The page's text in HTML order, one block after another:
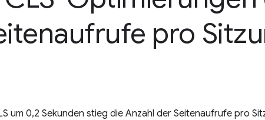
pro
um 0,2 Sekunden stieg die Anzahl der Seitenaufrufe pro